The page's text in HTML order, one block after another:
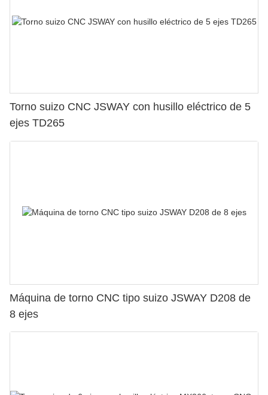
Torno suizo CNC JSWAY con husillo eléctrico de 5
ejes TD265
Máquina de torno CNC tipo suizo JSWAY D208 de
8 ejes